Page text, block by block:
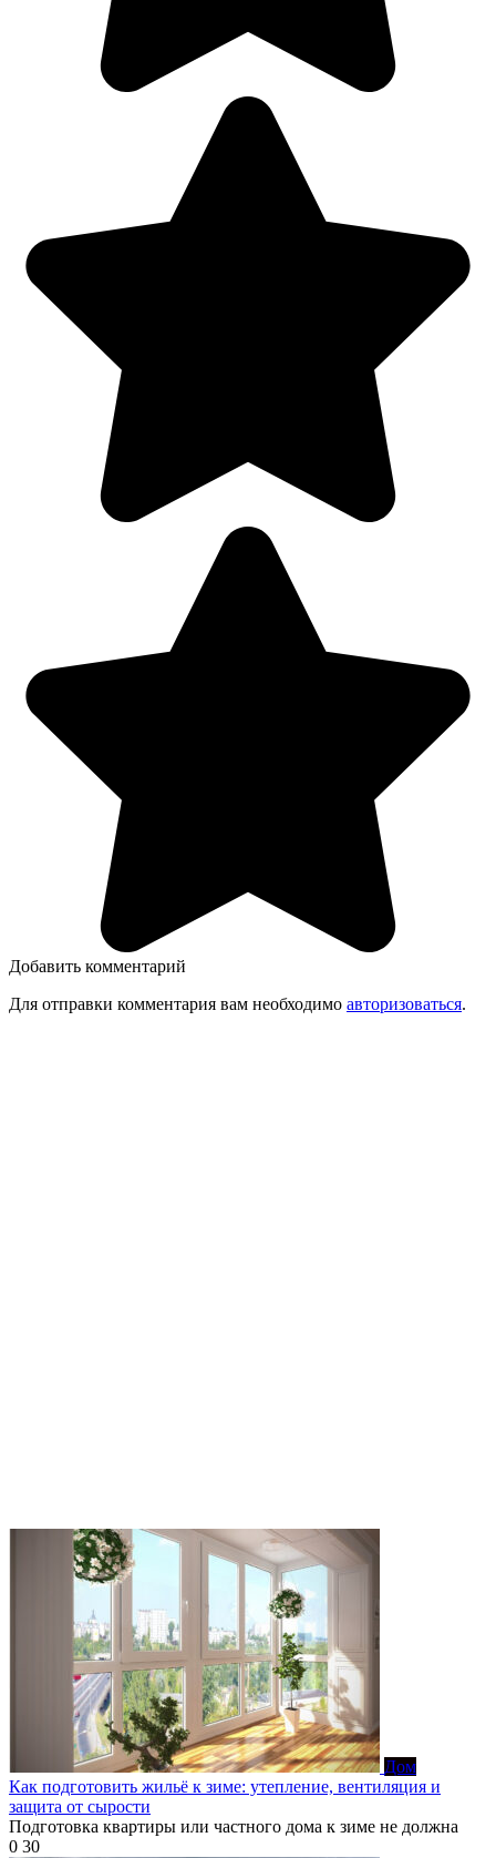
Добавить комментарий
Для отправки комментария вам необходимо авторизоваться.
Дом
Как подготовить жильё к зиме: утепление, вентиляция и
защита от сырости
Подготовка квартиры или частного дома к зиме не должна
0 30